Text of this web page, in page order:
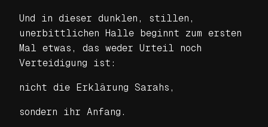
Und in dieser dunklen, stillen,
unerbittlichen Halle beginnt zum ersten
Mal etwas, das weder Urteil noch
Verteidigung ist:
nicht die Erklärung Sarahs,
sondern ihr Anfang.